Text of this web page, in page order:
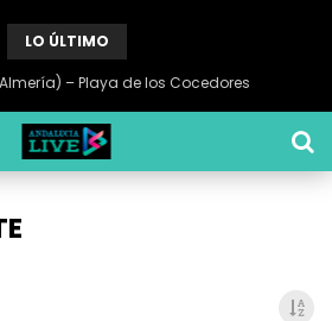
LO ÚLTIMO
– Playa de los Cocedores